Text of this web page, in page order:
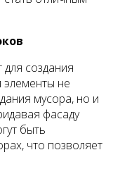
создания
элементы не
мусора, но и
фасаду
быть
что позволяет